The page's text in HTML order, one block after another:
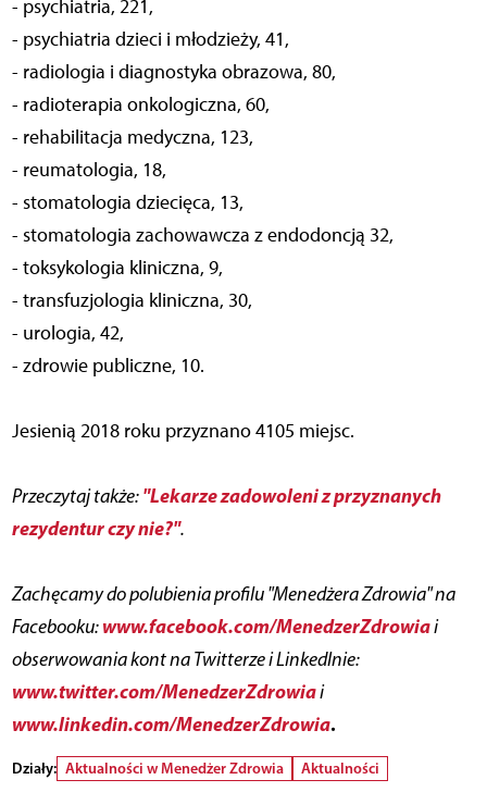
- psychiatria, 221,
- psychiatria dzieci i młodzieży, 41,
- radiologia i diagnostyka obrazowa, 80,
- radioterapia onkologiczna, 60,
- rehabilitacja medyczna, 123,
- reumatologia, 18,
- stomatologia dziecięca, 13,
- stomatologia zachowawcza z endodoncją 32,
- toksykologia kliniczna, 9,
- transfuzjologia kliniczna, 30,
- urologia, 42,
- zdrowie publiczne, 10.
Jesienią 2018 roku przyznano 4105 miejsc.
Przeczytaj także:"Lekarze zadowoleni z przyznanych
rezydentur czy nie?".
Zachęcamy do polubienia profilu "Menedżera Zdrowia" na
Facebooku:www.facebook.com/MenedzerZdrowiai
obserwowania kont na Twitterze i LinkedInie:
www.twitter.com/MenedzerZdrowiai
www.linkedin.com/MenedzerZdrowia.
Działy: Aktualności w Menedżer Zdrowia Aktualności